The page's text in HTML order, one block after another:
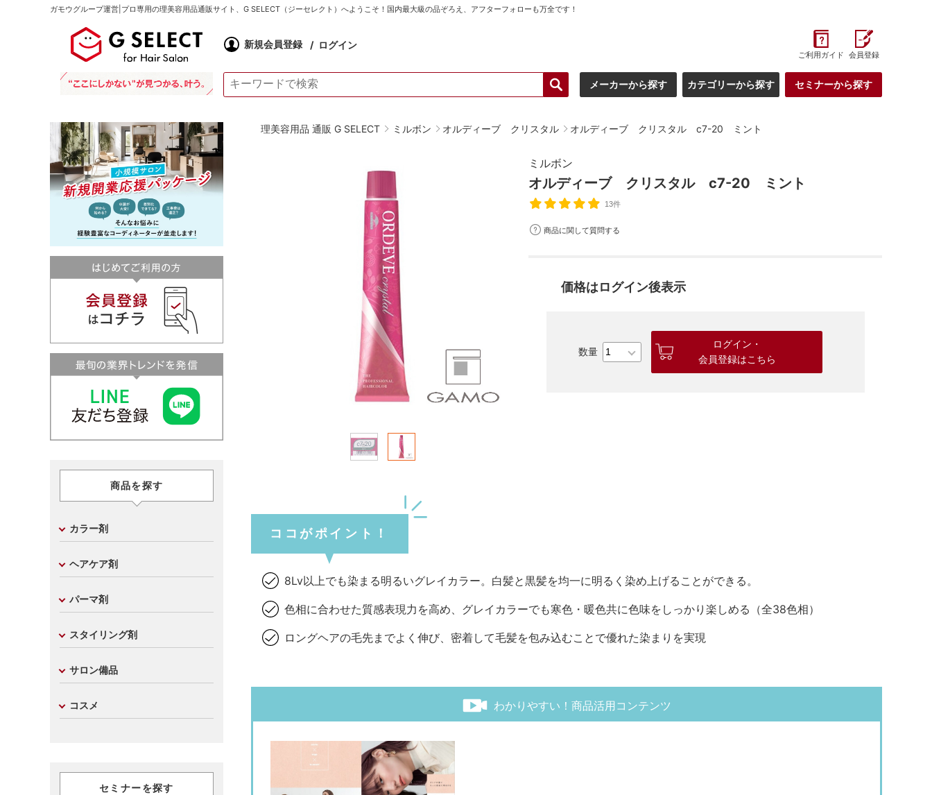
ガモウグループ運営|プロ専用の理美容用品通販サイト、G SELECT（ジーセレクト）へようこそ！国内最大級の品ぞろえ、アフターフォローも万全です！
ご利用ガイド 会員登録
メーカーから探す カテゴリーから探す セミナーから探す
新規会員登録 ログイン
理美容用品 通販 G SELECT ミルボン オルディーブ クリスタル オルディーブ クリスタル c7-20 ミント
ミルボン
オルディーブ クリスタル c7-20 ミント
13件
商品に関して質問する
価格はログイン後表示
ログイン・
会員登録はこちら
ココがポイント！
8Lv以上でも染まる明るいグレイカラー。白髪と黒髪を均一に明るく染め上げることができる。
色相に合わせた質感表現力を高め、グレイカラーでも寒色・暖色共に色味をしっかり楽しめる（全38色相）
ロングヘアの毛先までよく伸び、密着して毛髪を包み込むことで優れた染まりを実現
わかりやすい！商品活用コンテンツ
商品を探す
カラー剤
ヘアケア剤
パーマ剤
スタイリング剤
サロン備品
コスメ
セミナーを探す